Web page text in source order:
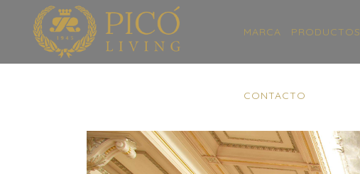
MARCA PRODUCTOS
CONTACTO